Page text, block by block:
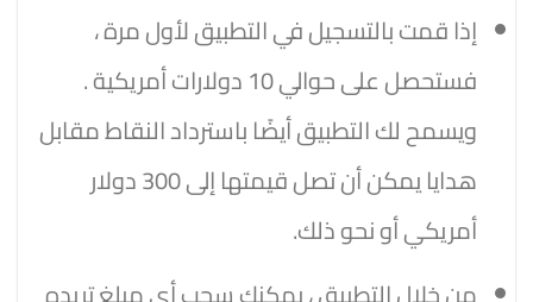
إذا قمت بالتسجيل في التطبيق لأول مرة ،
فستحصل على حوالي 10 دولارات أمريكية .
ويسمح لك التطبيق أيضًا باسترداد النقاط مقابل
هدايا يمكن أن تصل قيمتها إلى 300 دولار
أمريكي أو نحو ذلك.